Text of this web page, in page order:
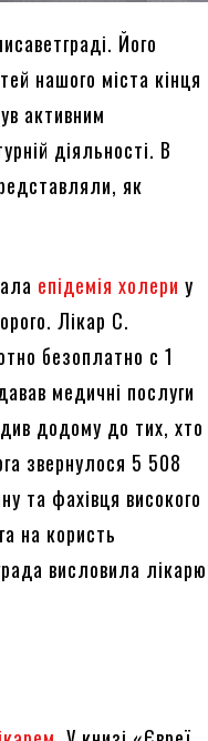
Його
нашого міста кінця
активним
діяльності. В
як
епідемія холери у
Лікар С.
безоплатно с 1
медичні послуги
додому до тих, хто
звернулося 5 508
та фахівця високого
на користь
висловила лікарю